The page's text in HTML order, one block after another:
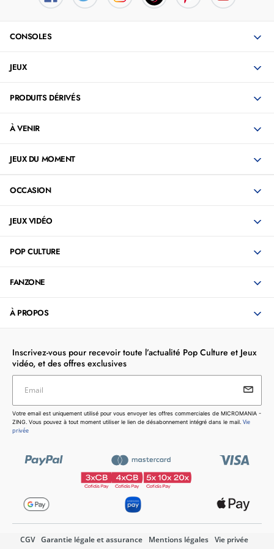
Guide vocal
Tension:
puissance: 20 W
Support
Produit à brancher: Oui
Format d'image: JPEG
Fréquence:
Montage: VESA
CONSOLES
JEUX
PRODUITS DÉRIVÉS
À VENIR
JEUX DU MOMENT
OCCASION
JEUX VIDÉO
POP CULTURE
FANZONE
À PROPOS
Inscrivez-vous pour recevoir toute l’actualité Pop Culture et Jeux
vidéo, et des offres exclusives
Votre email est uniquement utilisé pour vous envoyer les
offres commerciales de MICROMANIA - ZING. Vous pouvez
à tout moment utiliser le lien de désabonnement intégré dans
Email
Votre email est uniquement utilisé pour vous envoyer les offres commerciales de MICROMANIA -
ZING. Vous pouvez à tout moment utiliser le lien de désabonnement intégré dans le mail. Vie
privée
CGV Garantie légale et assurance Mentions légales
Vie privée